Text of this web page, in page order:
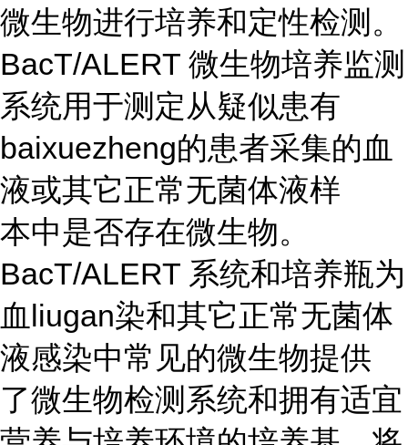
微生物进行培养和定性检测。
BacT/ALERT 微生物培养监测
系统用于测定从疑似患有
baixuezheng的患者采集的血
液或其它正常无菌体液样
本中是否存在微生物。
BacT/ALERT 系统和培养瓶为
血liugan染和其它正常无菌体
液感染中常见的微生物提供
了微生物检测系统和拥有适宜